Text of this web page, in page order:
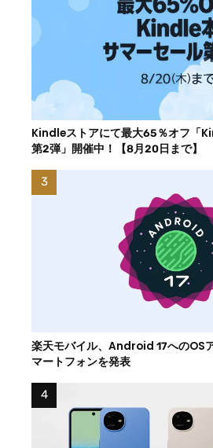
Kindleストアにて最大65％オフ「
第2弾」開催中！【8月20日まで】
楽天モバイル、Android 17へのOS
マートフォンを発表